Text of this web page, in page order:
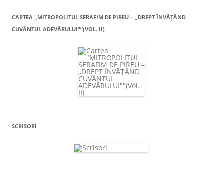
CARTEA „MITROPOLITUL SERAFIM DE PIREU – „DREPT ÎNVĂŢÂND
CUVÂNTUL ADEVĂRULUI””(VOL. II)
SCRISORI